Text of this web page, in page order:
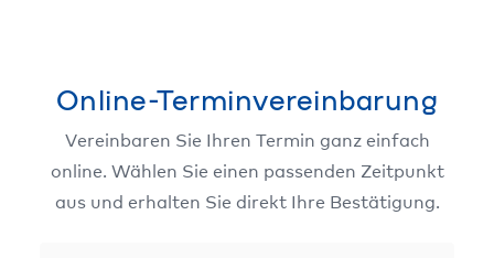
Online-Terminvereinbarung
Ver­ein­ba­ren Sie Ihren Ter­min ganz ein­fach
online. Wäh­len Sie einen pas­sen­den Zeit­punkt
aus und erhal­ten Sie direkt Ihre Bestä­ti­gung.